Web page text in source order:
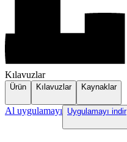
Kılavuzlar
Ürün Kılavuzlar Kaynaklar
Al uygulamayı Uygulamayı indir